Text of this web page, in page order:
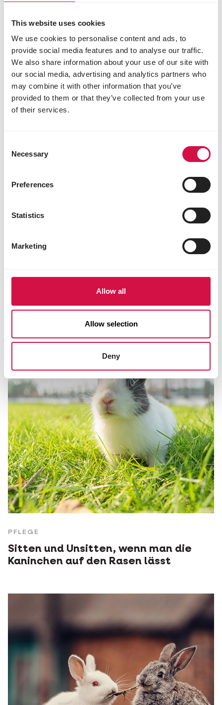
This website uses cookies
We use cookies to personalise content and ads, to
provide social media features and to analyse our traffic.
We also share information about your use of our site with
our social media, advertising and analytics partners who
may combine it with other information that you’ve
provided to them or that they’ve collected from your use
of their services.
Selection
Necessary
Preferences
Statistics
Marketing
Allow all
Allow selection
Deny
PFLEGE
Sauberkeit erziehen?
PFLEGE
Sitten und Unsitten, wenn man die
Kaninchen auf den Rasen lässt